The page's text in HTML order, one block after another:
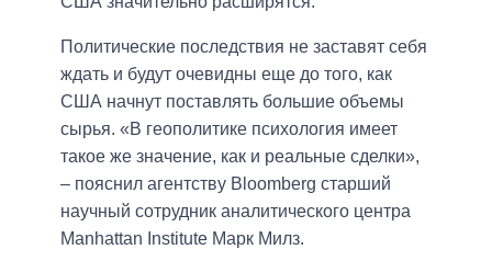
Политические последствия не заставят себя
ждать и будут очевидны еще до того, как
США начнут поставлять большие объемы
сырья. «В геополитике психология имеет
такое же значение, как и реальные сделки»,
– пояснил агентству Bloomberg старший
научный сотрудник аналитического центра
Manhattan Institute Марк Милз.